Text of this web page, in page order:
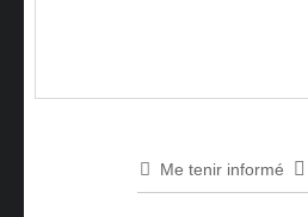
Me tenir informé